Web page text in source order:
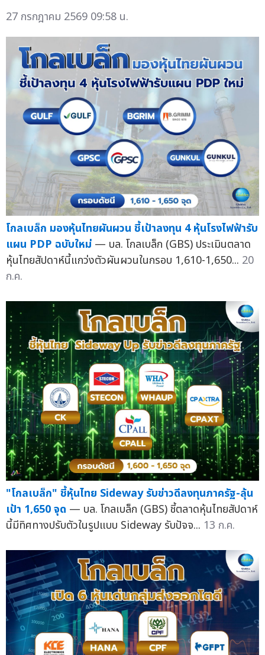
27 กรกฎาคม 2569 09:58 น.
โกลเบล็ก มองหุ้นไทยผันผวน ชี้เป้าลงทุน 4 หุ้นโรงไฟฟ้ารับ
แผน PDP ฉบับใหม่ — บล. โกลเบล็ก (GBS) ประเมินตลาด
หุ้นไทยสัปดาห์นี้แกว่งตัวผันผวนในกรอบ 1,610-1,650... 20
ก.ค.
"โกลเบล็ก" ชี้หุ้นไทย Sideway รับข่าวดีลงทุนภาครัฐ-ลุ้น
เป้า 1,650 จุด — บล. โกลเบล็ก (GBS) ชี้ตลาดหุ้นไทยสัปดาห์
นี้มีทิศทางปรับตัวในรูปแบบ Sideway รับปัจจ... 13 ก.ค.